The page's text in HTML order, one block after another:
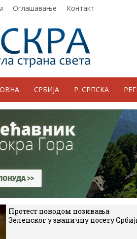
Оглашавање Контакт
СРБИЈА Р. СРПСКА
Протест поводом позивања
Зеленског у званичну посету